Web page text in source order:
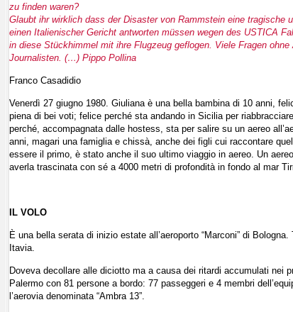
zu finden waren?
Glaubt ihr wirklich dass der Disaster von Rammstein eine
einen Italienischer Gericht antworten müssen wegen des USTICA
in diese Stückhimmel mit ihre Flugzeug geflogen. Viele Fragen
Journalisten. (…) Pippo Pollina
Franco Casadidio
Venerdì 27 giugno 1980. Giuliana è una bella bambina di 10 anni,
piena di bei voti; felice perché sta andando in Sicilia per
perché, accompagnata dalle hostess, sta per salire su un aereo
anni, magari una famiglia e chissà, anche dei figli cui raccontare
essere il primo, è stato anche il suo ultimo viaggio in aereo. Un
averla trascinata con sé a 4000 metri di profondità in fondo al mar
IL VOLO
È una bella serata di inizio estate all’aeroporto “Marconi” di
Itavia.
Doveva decollare alle diciotto ma a causa dei ritardi accumulati
Palermo con 81 persone a bordo: 77 passeggeri e 4 membri
l’aerovia denominata “Ambra 13”.